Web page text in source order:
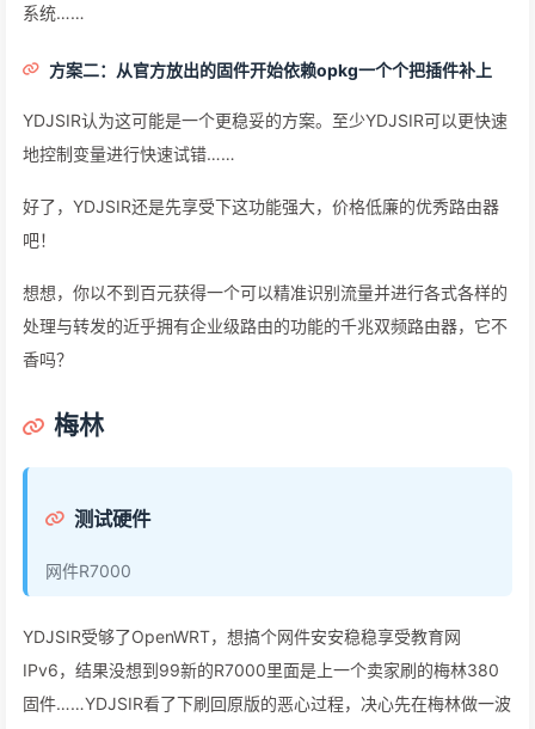
系统……
方案二：从官方放出的固件开始依赖opkg一个个把插件补上
YDJSIR认为这可能是一个更稳妥的方案。至少YDJSIR可以更快速
地控制变量进行快速试错……
好了，YDJSIR还是先享受下这功能强大，价格低廉的优秀路由器
吧！
想想，你以不到百元获得一个可以精准识别流量并进行各式各样的
处理与转发的近乎拥有企业级路由的功能的千兆双频路由器，它不
香吗？
梅林
测试硬件
网件R7000
YDJSIR受够了OpenWRT，想搞个网件安安稳稳享受教育网
IPv6，结果没想到99新的R7000里面是上一个卖家刷的梅林380
固件……YDJSIR看了下刷回原版的恶心过程，决心先在梅林做一波